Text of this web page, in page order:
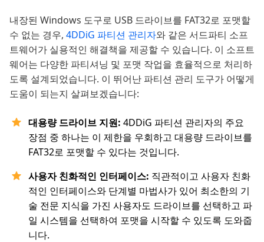
내장된 Windows 도구로 USB 드라이브를 FAT32로 포맷할
수 없는 경우, 4DDiG 파티션 관리자와 같은 서드파티 소프
트웨어가 실용적인 해결책을 제공할 수 있습니다. 이 소프트
웨어는 다양한 파티셔닝 및 포맷 작업을 효율적으로 처리하
도록 설계되었습니다. 이 뛰어난 파티션 관리 도구가 어떻게
도움이 되는지 살펴보겠습니다:
대용량 드라이브 지원: 4DDiG 파티션 관리자의 주요
장점 중 하나는 이 제한을 우회하고 대용량 드라이브를
FAT32로 포맷할 수 있다는 것입니다.
사용자 친화적인 인터페이스: 직관적이고 사용자 친화
적인 인터페이스와 단계별 마법사가 있어 최소한의 기
술 전문 지식을 가진 사용자도 드라이브를 선택하고 파
일 시스템을 선택하여 포맷을 시작할 수 있도록 도와줍
니다.